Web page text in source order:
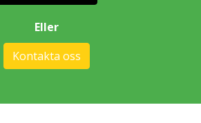
Eller
Kontakta oss